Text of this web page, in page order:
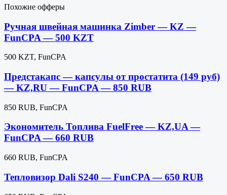
Похожие офферы
Ручная швейная машинка Zimber — KZ —
FunCPA — 500 KZT
500 KZT, FunCPA
Предстакапс — капсулы от простатита (149 руб)
— KZ,RU — FunCPA — 850 RUB
850 RUB, FunCPA
Экономитель Топлива FuelFree — KZ,UA —
FunCPA — 660 RUB
660 RUB, FunCPA
Тепловизор Dali S240 — FunCPA — 650 RUB